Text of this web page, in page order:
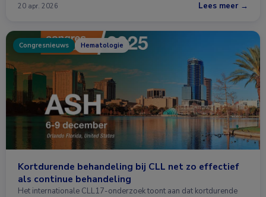
20 apr. 2026 Lees meer →
Congresnieuws Hematologie
Kortdurende behandeling bij CLL net zo effectief
als continue behandeling
Het internationale CLL17-onderzoek toont aan dat kortdurende